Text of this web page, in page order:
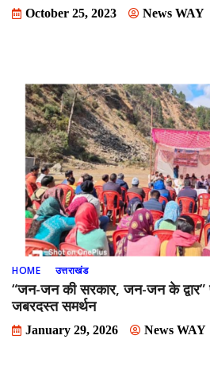
October 25, 2023 News WAY
HOME उत्तराखंड
“जन-जन की सरकार, जन-जन के
जबरदस्त समर्थन
January 29, 2026 News WAY